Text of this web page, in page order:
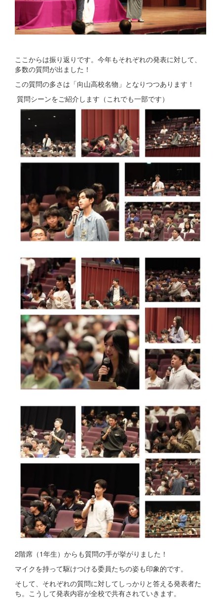
ここからは振り返りです。今年もそれぞれの発表に対して、
多数の質問が出ました！
この質問の多さは「向山高校名物」となりつつあります！
質問シーンをご紹介します（これでも一部です）
2階席（1年生）からも質問の手が挙がりました！
マイクを持って駆けつける委員たちの姿も印象的です。
そして、それぞれの質問に対してしっかりと答える発表者た
ち。こうして発表内容が全校で共有されていきます。